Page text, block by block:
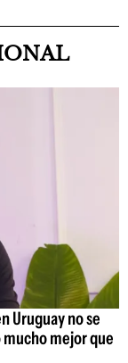
Uruguay no se
mejor que